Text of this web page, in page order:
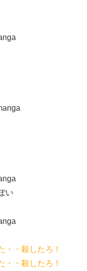
い
・殺したろ！
・殺したろ！